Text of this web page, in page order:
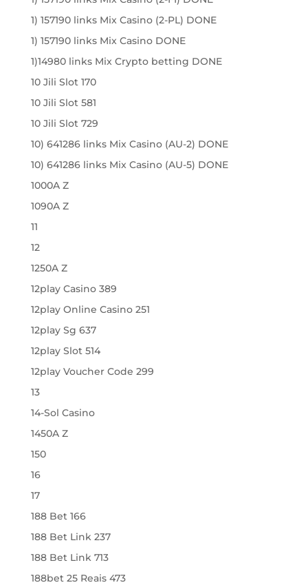
1) 157190 links Mix Casino (2-PL) DONE
1) 157190 links Mix Casino DONE
1)14980 links Mix Crypto betting DONE
10 Jili Slot 170
10 Jili Slot 581
10 Jili Slot 729
10) 641286 links Mix Casino (AU-2) DONE
10) 641286 links Mix Casino (AU-5) DONE
1000A Z
1090A Z
11
12
1250A Z
12play Casino 389
12play Online Casino 251
12play Sg 637
12play Slot 514
12play Voucher Code 299
13
14-Sol Casino
1450A Z
150
16
17
188 Bet 166
188 Bet Link 237
188 Bet Link 713
188bet 25 Reais 473